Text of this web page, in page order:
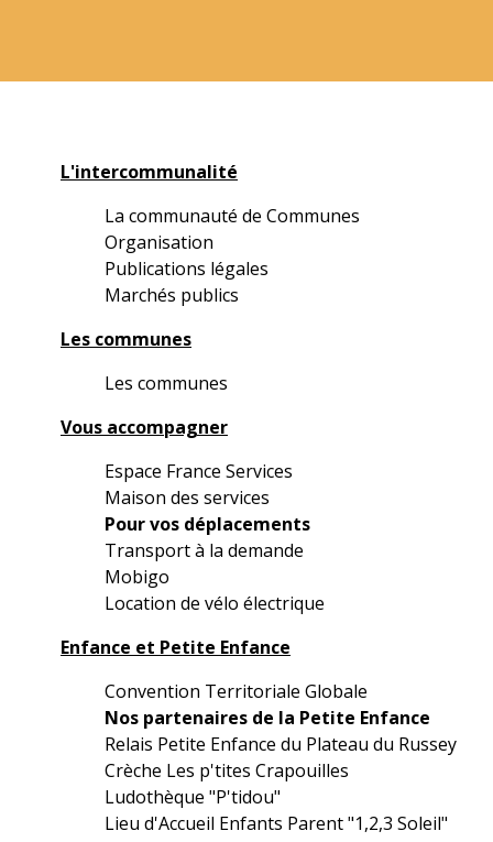
L'intercommunalité
La communauté de Communes
Organisation
Publications légales
Marchés publics
Les communes
Les communes
Vous accompagner
Espace France Services
Maison des services
Pour vos déplacements
Transport à la demande
Mobigo
Location de vélo électrique
Enfance et Petite Enfance
Convention Territoriale Globale
Nos partenaires de la Petite Enfance
Relais Petite Enfance du Plateau du Russey
Crèche Les p'tites Crapouilles
Ludothèque "P'tidou"
Lieu d'Accueil Enfants Parent "1,2,3 Soleil"